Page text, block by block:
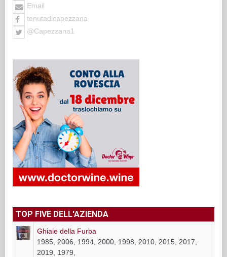
Email
tenutadicapezzana
@Capezzana1
TOP FIVE DELL'AZIENDA
Ghiaie della Furba
1985, 2006, 1994, 2000, 1998, 2010, 2015, 2017,
2019, 1979,